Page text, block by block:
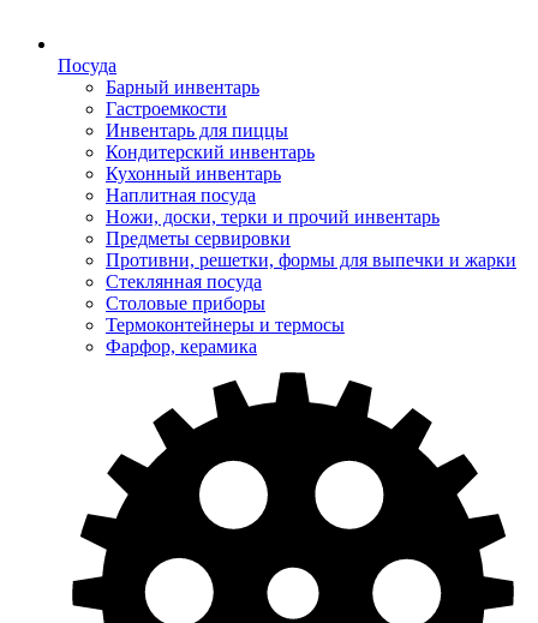
Посуда
Барный инвентарь
Гастроемкости
Инвентарь для пиццы
Кондитерский инвентарь
Кухонный инвентарь
Наплитная посуда
Ножи, доски, терки и прочий инвентарь
Предметы сервировки
Противни, решетки, формы для выпечки и жарки
Стеклянная посуда
Столовые приборы
Термоконтейнеры и термосы
Фарфор, керамика